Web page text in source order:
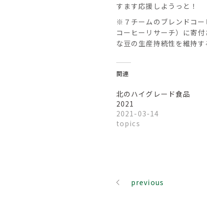
すます応援しようっと！
※７チームのブレンドコー
コーヒーリサーチ）に寄
な豆の生産持続性を維持
関連
北のハイグレード食品
2021
2021-03-14
topics
previous